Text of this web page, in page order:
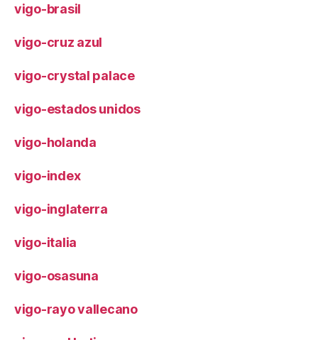
vigo-brasil
vigo-cruz azul
vigo-crystal palace
vigo-estados unidos
vigo-holanda
vigo-index
vigo-inglaterra
vigo-italia
vigo-osasuna
vigo-rayo vallecano